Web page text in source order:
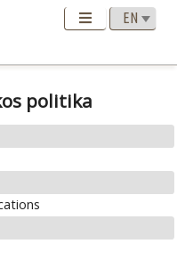
politika